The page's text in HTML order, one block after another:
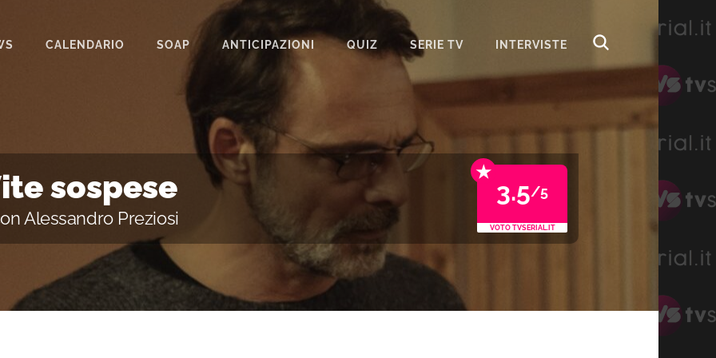
CALENDARIO SOAP
IL PARADISO DELLE SIGNORE
LA PROMESSA
SEGRETI DI FAMIGLIA
TEMPESTA D’AMORE
UN POSTO AL SOLE
ANTICIPAZIONI QUIZ SERIE TV INTERVISTE
sospese
Alessandro Preziosi
★
3.5/5
VOTO TVSERIAL.IT